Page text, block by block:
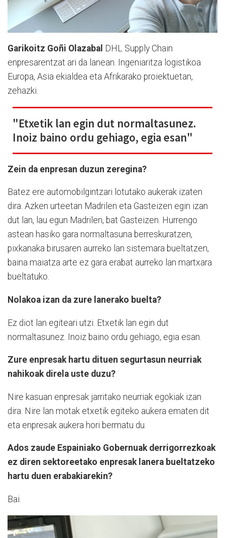
Garikoitz Goñi Olazabal DHL Supply Chain
enpresarentzat ari da lanean. Ingeniaritza logistikoa
Europa, Asia ekialdea eta Afrikarako proiektuetan,
zehazki.
"Etxetik lan egin dut normaltasunez.
Inoiz baino ordu gehiago, egia esan"
Zein da enpresan duzun zeregina?
Batez ere automobilgintzari lotutako aukerak izaten
dira. Azken urteetan Madrilen eta Gasteizen egin izan
dut lan, lau egun Madrilen, bat Gasteizen. Hurrengo
astean hasiko gara normaltasuna berreskuratzen,
pixkanaka birusaren aurreko lan sistemara bueltatzen,
baina maiatza arte ez gara erabat aurreko lan martxara
bueltatuko.
Nolakoa izan da zure lanerako buelta?
Ez diot lan egiteari utzi. Etxetik lan egin dut
normaltasunez. Inoiz baino ordu gehiago, egia esan.
Zure enpresak hartu dituen segurtasun neurriak
nahikoak direla uste duzu?
Nire kasuan enpresak jarritako neurriak egokiak izan
dira. Nire lan motak etxetik egiteko aukera ematen dit
eta enpresak aukera hori bermatu du.
Ados zaude Espainiako Gobernuak derrigorrezkoak
ez diren sektoreetako enpresak lanera bueltatzeko
hartu duen erabakiarekin?
Bai.